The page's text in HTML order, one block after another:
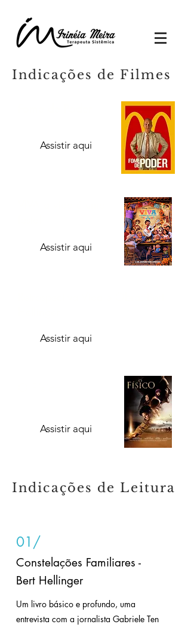
Indicações de Filmes
Assistir aqui
Assistir aqui
Assistir aqui
Assistir aqui
Indicações de Leitura
01/
Constelações Familiares -
Bert Hellinger
Um livro básico e profundo, uma
entrevista com a jornalista Gabriele Ten